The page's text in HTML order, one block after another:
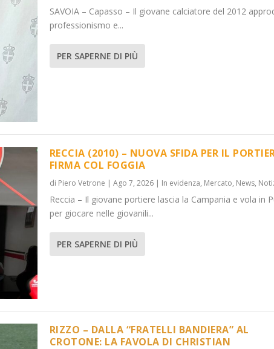
SAVOIA – Capasso – Il giovane calciatore del 2012
professionismo e...
PER SAPERNE DI PIÙ
RECCIA (2010) – NUOVA SFIDA PER IL
FIRMA COL FOGGIA
di Piero Vetrone | Ago 7, 2026| In evidenza, Mercato, News,
Reccia – Il giovane portiere lascia la Campania e vola in
per giocare nelle giovanili...
PER SAPERNE DI PIÙ
RIZZO – DALLA “FRATELLI BANDIERA” AL
CROTONE: LA FAVOLA DI CHRISTIAN